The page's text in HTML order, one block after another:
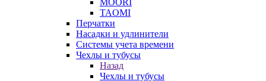
MOORI
TAOMI
Перчатки
Насадки и удлинители
Системы учета времени
Чехлы и тубусы
Назад
Чехлы и тубусы